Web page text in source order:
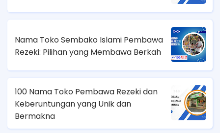
Nama Toko Sembako Islami Pembawa
Rezeki: Pilihan yang Membawa Berkah
100 Nama Toko Pembawa Rezeki dan
Keberuntungan yang Unik dan
Bermakna